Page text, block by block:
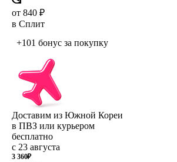
от 840 ₽
в Сплит
+101 бонус за покупку
Доставим из Южной Кореи
в ПВЗ или курьером
бесплатно
с 23 августа
3 360₽